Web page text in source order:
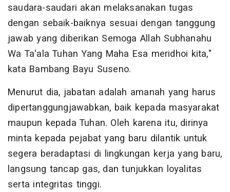
saudara-saudari akan melaksanakan tugas
dengan sebaik-baiknya sesuai dengan tanggung
jawab yang diberikan Semoga Allah Subhanahu
Wa Ta'ala Tuhan Yang Maha Esa meridhoi kita,"
kata Bambang Bayu Suseno.
Menurut dia, jabatan adalah amanah yang harus
dipertanggungjawabkan, baik kepada masyarakat
maupun kepada Tuhan. Oleh karena itu, dirinya
minta kepada pejabat yang baru dilantik untuk
segera beradaptasi di lingkungan kerja yang baru,
langsung tancap gas, dan tunjukkan loyalitas
serta integritas tinggi.